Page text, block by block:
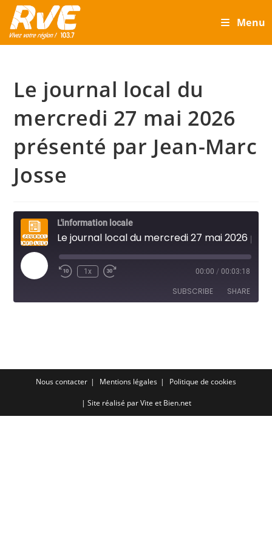
Skip
content
Menu
Le journal local du
mercredi 27 mai 2026
présenté par Jean-Marc
Josse
L'information locale
Play
Episode
1x 00:00 / 00:03:18
SUBSCRIBE SHARE
EMBEDNous contacter Mentions légales Politique de cookies
| Site réalisé parVite et Bien.net